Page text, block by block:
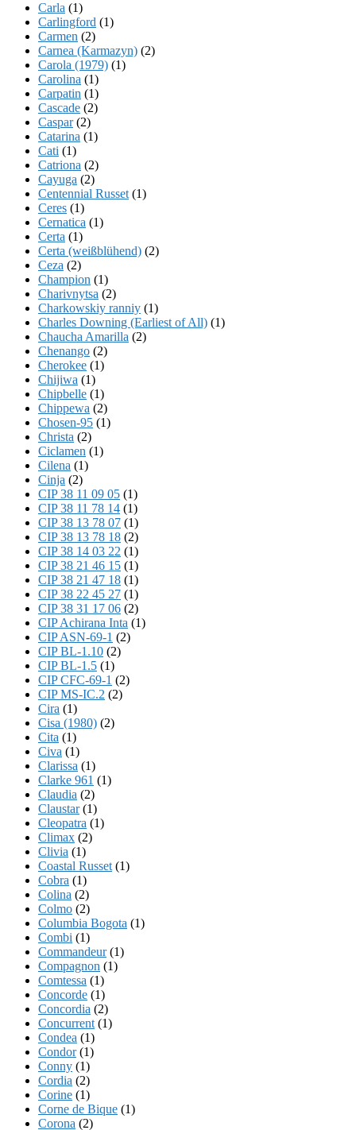
Carla (1)
Carlingford (1)
Carmen (2)
Carnea (Karmazyn) (2)
Carola (1979) (1)
Carolina (1)
Carpatin (1)
Cascade (2)
Caspar(2)
Catarina (1)
Cati (1)
Catriona (2)
Cayuga (2)
Centennial Russet (1)
Ceres (1)
Cernatica (1)
Certa (1)
Certa (weißblühend) (2)
Ceza (2)
Champion (1)
Charivnytsa (2)
Charkowskiy ranniy (1)
Charles Downing (Earliest of All) (1)
Chaucha Amarilla (2)
Chenango (2)
Cherokee (1)
Chijiwa (1)
Chipbelle (1)
Chippewa (2)
Chosen-95 (1)
Christa (2)
Ciclamen (1)
Cilena (1)
Cinja (2)
CIP 38 11 09 05 (1)
CIP 38 11 78 14 (1)
CIP 38 13 78 07 (1)
CIP 38 13 78 18 (2)
CIP 38 14 03 22 (1)
CIP 38 21 46 15 (1)
CIP 38 21 47 18 (1)
CIP 38 22 45 27 (1)
CIP 38 31 17 06 (2)
CIP Achirana Inta (1)
CIP ASN-69-1 (2)
CIP BL-1.10 (2)
CIP BL-1.5 (1)
CIP CFC-69-1 (2)
CIP MS-IC.2 (2)
Cira (1)
Cisa (1980) (2)
Cita (1)
Civa (1)
Clarissa (1)
Clarke 961 (1)
Claudia (2)
Claustar(1)
Cleopatra (1)
Climax (2)
Clivia (1)
Coastal Russet (1)
Cobra (1)
Colina (2)
Colmo (2)
Columbia Bogota (1)
Combi (1)
Commandeur(1)
Compagnon (1)
Comtessa (1)
Concorde (1)
Concordia (2)
Concurrent (1)
Condea (1)
Condor(1)
Conny (1)
Cordia (2)
Corine (1)
Corne de Bique (1)
Corona (2)